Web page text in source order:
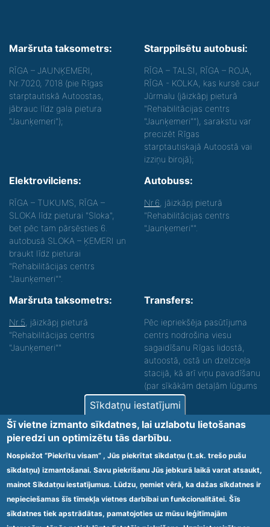
Maršruta taksometrs:
RĪGA – JAUNĶEMERI,
Nr.7020, 7018 (pie Rīgas
starptautiskā Autoostas,
jābrauc līdz gala pietura
"Jaunķemeri");
Starppilsētu autobusi:
RĪGA – TALSI, RĪGA – ROJA,
RĪGA - KOLKA, kas kursē caur
Jūrmalu (jāizkāpj pieturā
"Rehabilitācijas centrs
"Jaunķemeri""), sarakstu var
precizēt Rīgas
starptautiskajā Autoostā vai
izziņu birojā);
Elektrovilciens:
RĪGA – TUKUMS, RĪGA –
SLOKA līdz pieturai "Sloka",
bet pēc tam pārsēsties 6.
autobusā SLOKA – ĶEMERI un
braukt līdz pieturai
"Rehabilitācijas centrs
"Jaunķemeri"".
Autobuss:
Nr.6 , jāizkāpj pieturā
"Rehabilitācijas centrs
"Jaunķemeri"".
Maršruta taksometrs:
Nr.5 , jāizkāpj pieturā
"Rehabilitācijas centrs
"Jaunķemeri""
Transfers:
Pēc iepriekšēja pasūtījuma
centrs nodrošina viesu
sagaidīšanu Rīgas lidostā,
autoostā, ostā un dzelzceļa
stacijā, kā arī viņu pavadīšanu
(par sīkākām detaļām lūgums
zvanīt).
Nodrošinām vides piekļūstamību personām ar
funkcionāliem traucējumiem! SIA „Sanare-KRC
Jaunķemeri”, Kolkas ielā 20, Jūrmalā ir nodrošināta vides
piekļūstamība personām ar funkcionāliem traucējumiem,
tādejādi nodrošinot atbilstību Ministru kabineta
2009.gada 20.janvāra noteikumos Nr.60 „Noteikumi par
obligātajām prasībām ārstniecības iestādēm un to
struktūrvienībām” minētajām prasībām.
Sīkdatņu iestatījumi
Šī vietne izmanto sīkdatnes, lai uzlabotu lietošanas
pieredzi un optimizētu tās darbību.
Nospiežot “Piekrītu visam” , Jūs piekrītat sīkdatņu (t.sk. trešo pušu
sīkdatņu) izmantošanai. Savu piekrišanu Jūs jebkurā laikā varat atsaukt,
mainot Sīkdatņu iestatījumus. Lūdzu, ņemiet vērā, ka dažas sīkdatnes ir
nepieciešamas šīs tīmekļa vietnes darbībai un funkcionalitātei. Šīs
sīkdatnes tiek apstrādātas, pamatojoties uz mūsu leģitīmajām